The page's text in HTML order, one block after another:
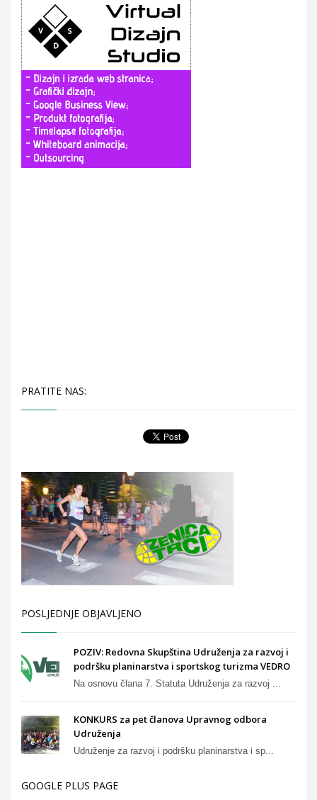
PRATITE NAS:
POSLJEDNJE OBJAVLJENO
POZIV: Redovna Skupština Udruženja za razvoj i
podršku planinarstva i sportskog turizma VEDRO
Na osnovu člana 7. Statuta Udruženja za razvoj ...
KONKURS za pet članova Upravnog odbora
Udruženja
Udruženje za razvoj i podršku planinarstva i sp...
GOOGLE PLUS PAGE